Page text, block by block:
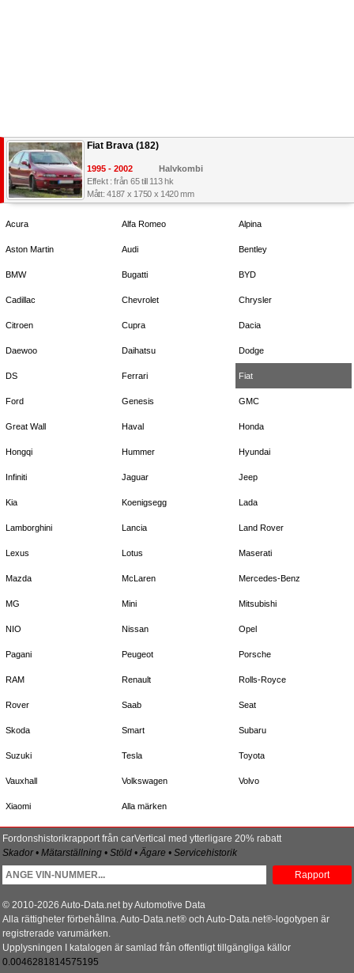
Fiat Brava (182)
1995 - 2002
Halvkombi
Effekt : från 65 till 113 hk
Mått: 4187 x 1750 x 1420 mm
Acura Alfa Romeo Alpina
Aston Martin Audi Bentley
BMW Bugatti BYD
Cadillac Chevrolet Chrysler
Citroen Cupra Dacia
Daewoo Daihatsu Dodge
DS Ferrari Fiat
Ford Genesis GMC
Great Wall Haval Honda
Hongqi Hummer Hyundai
Infiniti Jaguar Jeep
Kia Koenigsegg Lada
Lamborghini Lancia Land Rover
Lexus Lotus Maserati
Mazda McLaren Mercedes-Benz
MG Mini Mitsubishi
NIO Nissan Opel
Pagani Peugeot Porsche
RAM Renault Rolls-Royce
Rover Saab Seat
Skoda Smart Subaru
Suzuki Tesla Toyota
Vauxhall Volkswagen Volvo
Xiaomi Alla märken
Fordonshistorikrapport från carVertical med ytterligare 20% rabatt
Skador • Mätarställning • Stöld • Ägare • Servicehistorik
Rapport
© 2010-2026 Auto-Data.net by Automotive Data
Alla rättigheter förbehållna. Auto-Data.net® och Auto-Data.net®-logotypen är
registrerade varumärken.
Upplysningen I katalogen är samlad från offentligt tillgängliga källor
0.0046281814575195